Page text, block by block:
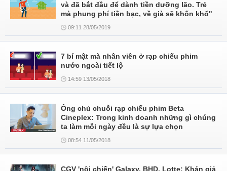
và đã bắt đầu để dành tiền dưỡng lão. Trẻ
mà phung phí tiền bạc, về già sẽ khốn khổ"
09:11 28/05/2019
7 bí mật mà nhân viên ở rạp chiếu phim
nước ngoài tiết lộ
14:59 13/05/2018
Ông chủ chuỗi rạp chiếu phim Beta
Cineplex: Trong kinh doanh những gì chúng
ta làm mỗi ngày đều là sự lựa chọn
08:54 11/05/2018
CGV 'nội chiến' Galaxy, BHD, Lotte: Khán giả